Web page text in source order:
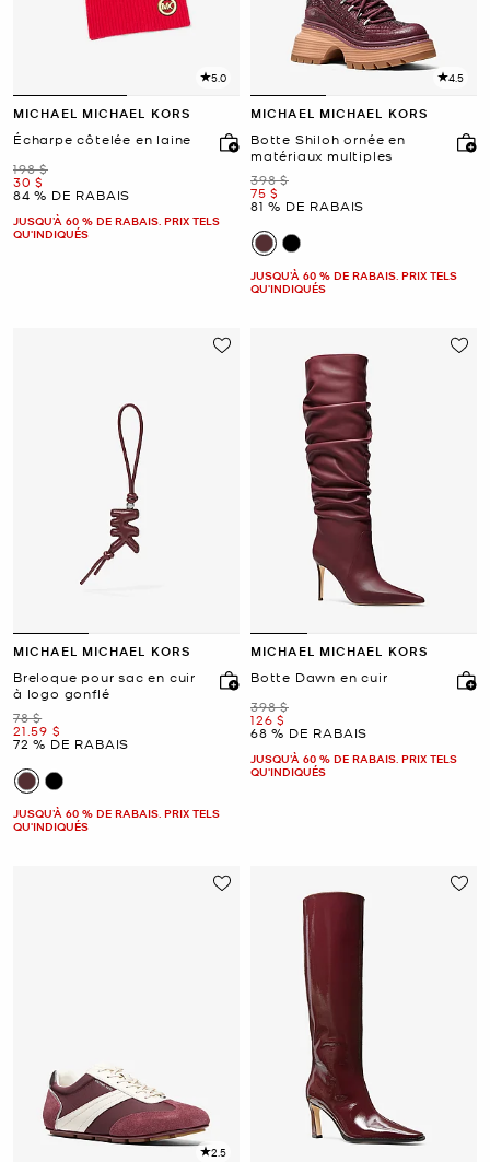
5.0
MICHAEL MICHAEL KORS
Écharpe côtelée en laine
était
198 $
maintenant
30 $
84 % DE RABAIS
JUSQU’À 60 % DE RABAIS. PRIX TELS
QU'INDIQUÉS
4.5
MICHAEL MICHAEL KORS
Botte Shiloh ornée en
matériaux multiples
était
398 $
maintenant
75 $
81 % DE RABAIS
JUSQU’À 60 % DE RABAIS. PRIX TELS
QU'INDIQUÉS
MICHAEL MICHAEL KORS
Breloque pour sac en cuir
à logo gonflé
était
78 $
maintenant
21.59 $
72 % DE RABAIS
JUSQU’À 60 % DE RABAIS. PRIX TELS
QU'INDIQUÉS
MICHAEL MICHAEL KORS
Botte Dawn en cuir
était
398 $
maintenant
126 $
68 % DE RABAIS
JUSQU’À 60 % DE RABAIS. PRIX TELS
QU'INDIQUÉS
2.5